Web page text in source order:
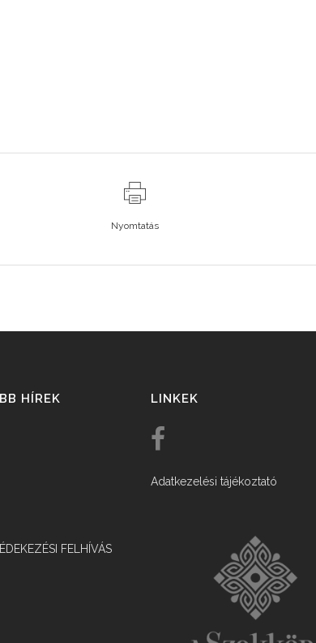
Nyomtatás
HÍREK
FELHÍVÁS
LINKEK
Adatkezelési tájékoztató